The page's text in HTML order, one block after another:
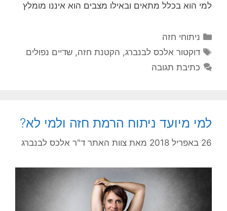
למי הוא בכלל מתאים ובאילו מצבים הוא איננו מומלץ
קטגוריות
ניתוחי חזה
תגיות
דוקטור אלכס לבנברג, הקטנת חזה,שדיים נפולים
כתיבת תגובה
למי מיועד ניתוח הרמת חזה ולמי לא?
26 באפריל 2018 מאת צוות האתר ד"ר אלכס לבנברג